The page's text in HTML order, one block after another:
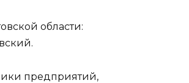
области:
предприятий,